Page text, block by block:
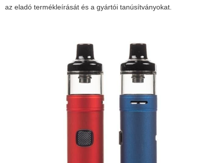
az eladó termékleírását és a gyártói tanúsítványokat.